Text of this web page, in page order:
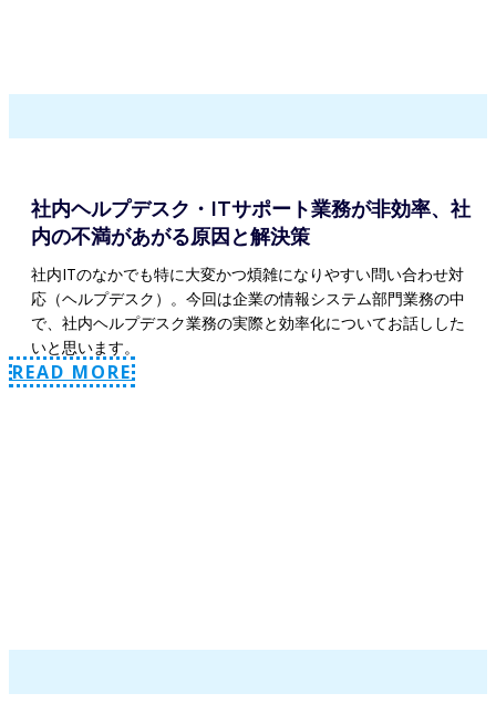
社内ヘルプデスク・ITサポート業務が非効率、社
内の不満があがる原因と解決策
社内ITのなかでも特に大変かつ煩雑になりやすい問い合わせ対
応（ヘルプデスク）。今回は企業の情報システム部門業務の中
で、社内ヘルプデスク業務の実際と効率化についてお話しした
いと思います。
READ MORE